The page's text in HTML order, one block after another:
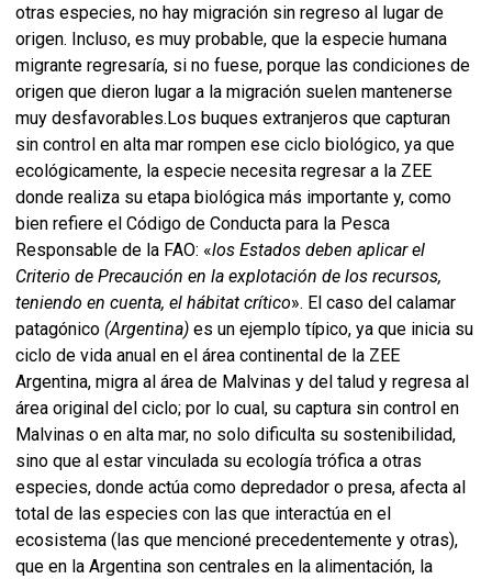
otras especies, no hay migración sin regreso al lugar de
origen. Incluso, es muy probable, que la especie humana
migrante regresaría, si no fuese, porque las condiciones de
origen que dieron lugar a la migración suelen mantenerse
muy desfavorables.Los buques extranjeros que capturan
sin control en alta mar rompen ese ciclo biológico, ya que
ecológicamente, la especie necesita regresar a la ZEE
donde realiza su etapa biológica más importante y, como
bien refiere el Código de Conducta para la Pesca
Responsable de la FAO: «los Estados deben aplicar el
Criterio de Precaución en la explotación de los recursos,
teniendo en cuenta, el hábitat crítico». El caso del calamar
patagónico (Argentina) es un ejemplo típico, ya que inicia su
ciclo de vida anual en el área continental de la ZEE
Argentina, migra al área de Malvinas y del talud y regresa al
área original del ciclo; por lo cual, su captura sin control en
Malvinas o en alta mar, no solo dificulta su sostenibilidad,
sino que al estar vinculada su ecología trófica a otras
especies, donde actúa como depredador o presa, afecta al
total de las especies con las que interactúa en el
ecosistema (las que mencioné precedentemente y otras),
que en la Argentina son centrales en la alimentación, la